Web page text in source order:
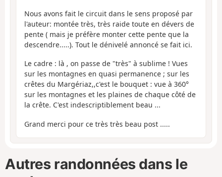
Nous avons fait le circuit dans le sens proposé par
l'auteur: montée très, très raide toute en dévers de
pente ( mais je préfère monter cette pente que la
descendre.....). Tout le dénivelé annoncé se fait ici.
Le cadre : là , on passe de "très" à sublime ! Vues
sur les montagnes en quasi permanence ; sur les
crêtes du Margériaz,,c'est le bouquet : vue à 360°
sur les montagnes et les plaines de chaque côté de
la crête. C'est indescriptiblement beau ...
Grand merci pour ce très très beau post .....
Autres randonnées dans le